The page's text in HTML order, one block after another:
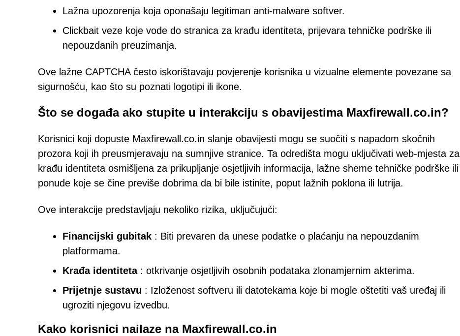
Lažna upozorenja koja oponašaju legitiman anti-malware softver.
Clickbait veze koje vode do stranica za krađu identiteta, prijevara tehničke podrške ili
nepouzdanih preuzimanja.
Ove lažne CAPTCHA često iskorištavaju povjerenje korisnika u vizualne elemente povezane sa
sigurnošću, kao što su poznati logotipi ili ikone.
Što se događa ako stupite u interakciju s obavijestima Maxfirewall.co.in?
Korisnici koji dopuste Maxfirewall.co.in slanje obavijesti mogu se suočiti s napadom skočnih
prozora koji ih preusmjeravaju na sumnjive stranice. Ta odredišta mogu uključivati web-mjesta za
krađu identiteta osmišljena za prikupljanje osjetljivih informacija, lažne sheme tehničke podrške ili
ponude koje se čine previše dobrima da bi bile istinite, poput lažnih poklona ili lutrija.
Ove interakcije predstavljaju nekoliko rizika, uključujući:
Financijski gubitak : Biti prevaren da unese podatke o plaćanju na nepouzdanim
platformama.
Krađa identiteta: otkrivanje osjetljivih osobnih podataka zlonamjernim akterima.
Prijetnje sustavu : Izloženost softveru ili datotekama koje bi mogle oštetiti vaš uređaj ili
ugroziti njegovu izvedbu.
Kako korisnici nailaze na Maxfirewall.co.in